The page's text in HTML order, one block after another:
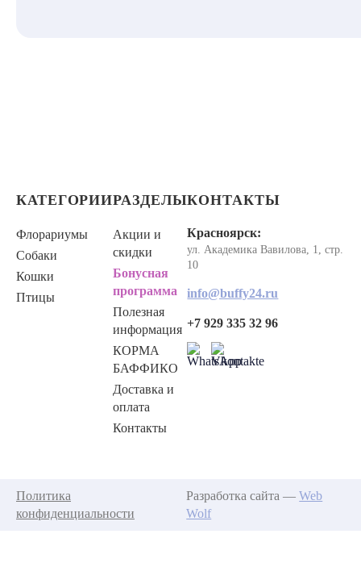
КАТЕГОРИИ
Флорариумы
Собаки
Кошки
Птицы
РАЗДЕЛЫ
Акции и
скидки
Бонусная
программа
Полезная
информация
КОРМА
БАФФИКО
Доставка и
оплата
Контакты
КОНТАКТЫ
Красноярск:
ул. Академика Вавилова, 1, стр.
10
info@buffy24.ru
+7 929 335 32 96
Политика
конфиденциальности
Разработка сайта —Web
Wolf